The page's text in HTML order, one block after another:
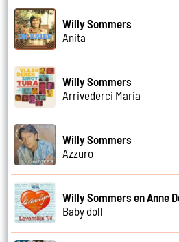
Willy Sommers
Anita
Willy Sommers
Arrivederci Maria
Willy Sommers
Azzuro
Willy Sommers en Anne
Baby doll